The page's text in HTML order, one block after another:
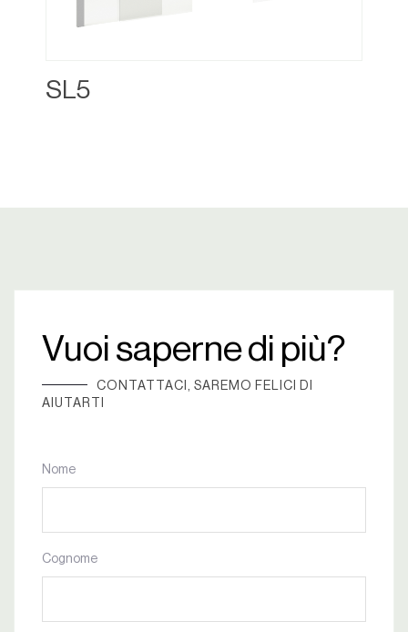
SL5
Vuoi saperne di più?
CONTATTACI, SAREMO FELICI DI
AIUTARTI
Nome
Cognome